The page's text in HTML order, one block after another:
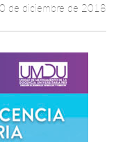
de diciembre de 2018